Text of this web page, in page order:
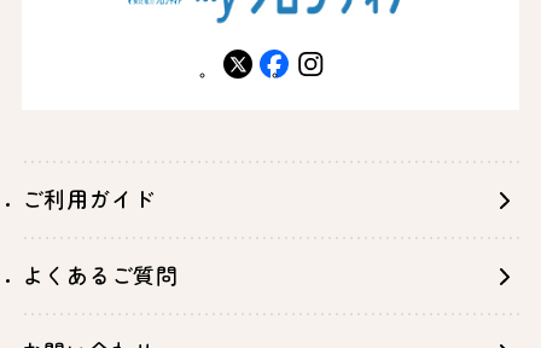
X facebookinstagram
ご利用ガイド
よくあるご質問